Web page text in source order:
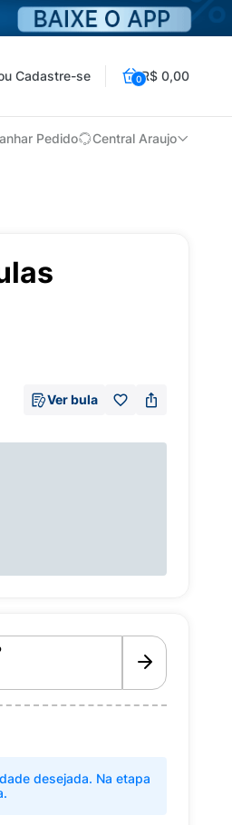
Cadastre-se 0R$ 0,00
Pedido Central Araujo
Ver bula
desejada. Na etapa